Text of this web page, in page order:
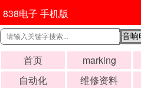
838电子 手机版
首页 marking
自动化
维修资料